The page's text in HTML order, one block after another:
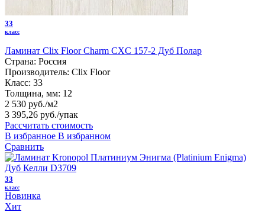
33
класс
Ламинат Clix Floor Charm CXC 157-2 Дуб Полар
Страна: Россия
Производитель: Clix Floor
Класс: 33
Толщина, мм: 12
2 530 руб./м2
3 395,26 руб./упак
Рассчитать стоимость
В избранное В избранном
Сравнить
33
класс
Новинка
Хит